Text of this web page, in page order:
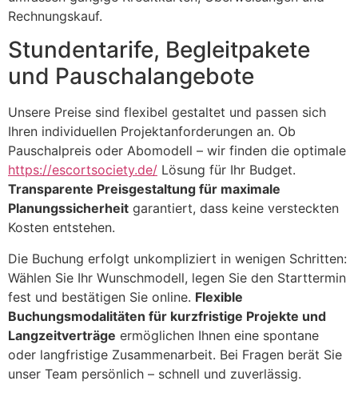
Rechnungskauf.
Stundentarife, Begleitpakete
und Pauschalangebote
Unsere Preise sind flexibel gestaltet und passen sich
Ihren individuellen Projektanforderungen an. Ob
Pauschalpreis oder Abomodell – wir finden die optimale
https://escortsociety.de/ Lösung für Ihr Budget.
Transparente Preisgestaltung für maximale
Planungssicherheit garantiert, dass keine versteckten
Kosten entstehen.
Die Buchung erfolgt unkompliziert in wenigen Schritten:
Wählen Sie Ihr Wunschmodell, legen Sie den Starttermin
fest und bestätigen Sie online. Flexible
Buchungsmodalitäten für kurzfristige Projekte und
Langzeitverträge ermöglichen Ihnen eine spontane
oder langfristige Zusammenarbeit. Bei Fragen berät Sie
unser Team persönlich – schnell und zuverlässig.